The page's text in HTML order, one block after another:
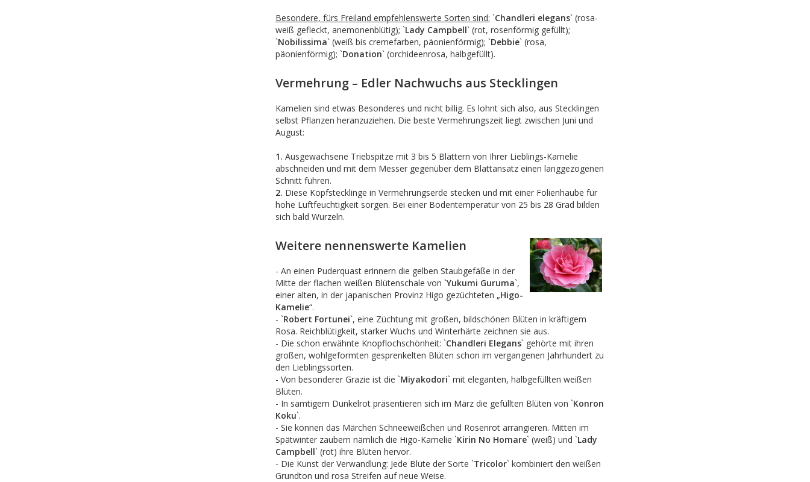
Besondere, fürs Freiland empfehlenswerte Sorten sind: `Chandleri elegans` (rosa-
weiß gefleckt, anemonenblütig); `Lady Campbell` (rot, rosenförmig gefüllt);
`Nobilissima` (weiß bis cremefarben, päonienförmig); `Debbie` (rosa,
päonienförmig); `Donation` (orchideenrosa, halbgefüllt).
Vermehrung – Edler Nachwuchs aus Stecklingen
Kamelien sind etwas Besonderes und nicht billig. Es lohnt sich also, aus Stecklingen
selbst Pflanzen heranzuziehen. Die beste Vermehrungszeit liegt zwischen Juni und
August:
1. Ausgewachsene Triebspitze mit 3 bis 5 Blättern von Ihrer Lieblings-Kamelie
abschneiden und mit dem Messer gegenüber dem Blattansatz einen langgezogenen
Schnitt führen.
2. Diese Kopfstecklinge in Vermehrungserde stecken und mit einer Folienhaube für
hohe Luftfeuchtigkeit sorgen. Bei einer Bodentemperatur von 25 bis 28 Grad bilden
sich bald Wurzeln.
Weitere nennenswerte Kamelien
- An einen Puderquast erinnern die gelben Staubgefäße in der
Mitte der flachen weißen Blütenschale von `Yukumi Guruma`,
einer alten, in der japanischen Provinz Higo gezüchteten „Higo-
Kamelie“.
- `Robert Fortunei`, eine Züchtung mit großen, bildschönen Blüten in kräftigem
Rosa. Reichblütigkeit, starker Wuchs und Winterhärte zeichnen sie aus.
- Die schon erwähnte Knopflochschönheit: `Chandleri Elegans` gehörte mit ihren
großen, wohlgeformten gesprenkelten Blüten schon im vergangenen Jahrhundert zu
den Lieblingssorten.
- Von besonderer Grazie ist die `Miyakodori` mit eleganten, halbgefüllten weißen
Blüten.
- In samtigem Dunkelrot präsentieren sich im März die gefüllten Blüten von `Konron
Koku`.
- Sie können das Märchen Schneeweißchen und Rosenrot arrangieren. Mitten im
Spätwinter zaubern nämlich die Higo-Kamelie `Kirin No Homare` (weiß) und `Lady
Campbell` (rot) ihre Blüten hervor.
- Die Kunst der Verwandlung: Jede Blüte der Sorte `Tricolor` kombiniert den weißen
Grundton und rosa Streifen auf neue Weise.